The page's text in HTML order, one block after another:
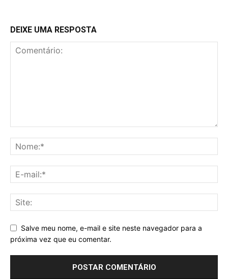
DEIXE UMA RESPOSTA
Salve meu nome, e-mail e site neste navegador para a
próxima vez que eu comentar.